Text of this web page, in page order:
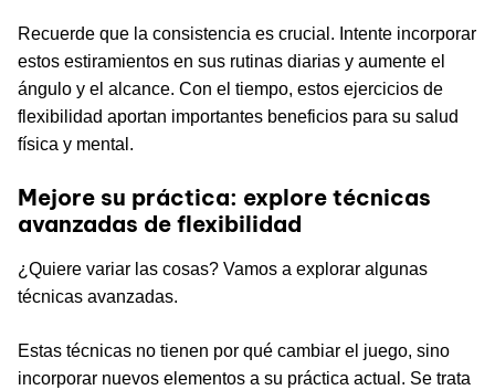
Recuerde que la consistencia es crucial. Intente incorporar
estos estiramientos en sus rutinas diarias y aumente el
ángulo y el alcance. Con el tiempo, estos ejercicios de
flexibilidad aportan importantes beneficios para su salud
física y mental.
Mejore su práctica: explore técnicas
avanzadas de flexibilidad
¿Quiere variar las cosas? Vamos a explorar algunas
técnicas avanzadas.
Estas técnicas no tienen por qué cambiar el juego, sino
incorporar nuevos elementos a su práctica actual. Se trata